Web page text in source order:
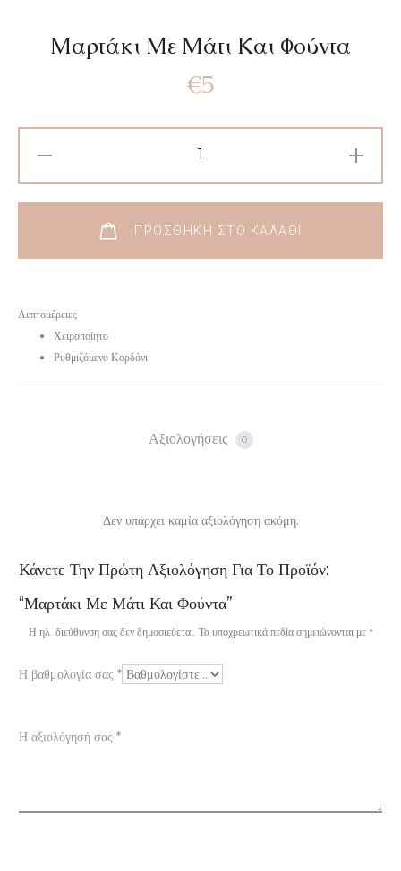
Μαρτάκι Με Μάτι Και Φούντα
Λεπτομέρειες
Χειροποίητο
Ρυθμιζόμενο Κορδόνι
€5
ΠΡΟΣΘΉΚΗ ΣΤΟ ΚΑΛΆΘΙ
Αξιολογήσεις 0
Α
ξ
ο
ο
σ
Δεν υπάρχει καμία αξιολόγηση ακόμη.
Κάνετε Την Πρώτη Αξιολόγηση Για Το Προϊόν:
“Μαρτάκι Με Μάτι Και Φούντα”
Η ηλ. διεύθυνση σας δεν δημοσιεύεται. Τα υποχρεωτικά πεδία σημειώνονται με *
Η βαθμολογία σας *
Η αξιολόγησή σας *